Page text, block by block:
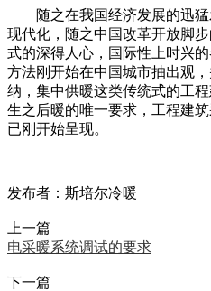
随之在我国经济发展的迅猛
现代化，随之中国改革开放脚
式的深得人心，国际性上时兴
方法刚开始在中国城市抽出观
纳，集中供暖这类传统式的工
生之后暖的唯一要求，工程建
已刚开始呈现。
发布者：斯培尔冷暖
上一篇
电采暖系统调试的要求
下一篇